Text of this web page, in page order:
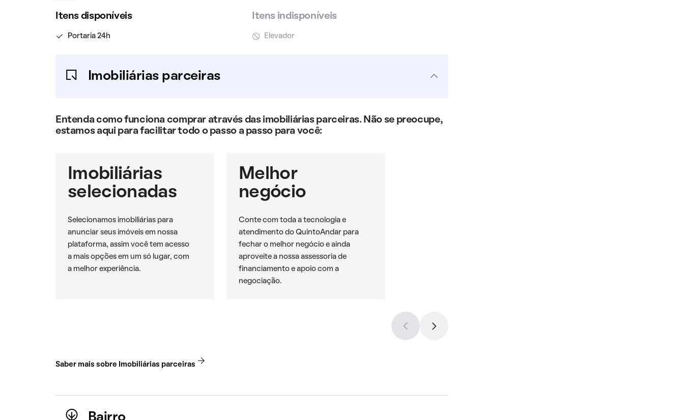
Itens disponíveis
Portaria 24h
Itens indisponíveis
Elevador
Imobiliárias parceiras
Entenda como funciona comprar através das imobiliárias parceiras. Não se preocupe,
estamos aqui para facilitar todo o passo a passo para você:
Imobiliárias
selecionadas
Selecionamos imobiliárias para
anunciar seus imóveis em nossa
plataforma, assim você tem acesso
a mais opções em um só lugar, com
a melhor experiência.
Melhor
negócio
Conte com toda a tecnologia e
atendimento do QuintoAndar para
fechar o melhor negócio e ainda
aproveite a nossa assessoria de
financiamento e apoio com a
negociação.
Saber mais sobre Imobiliárias parceiras
Bairro